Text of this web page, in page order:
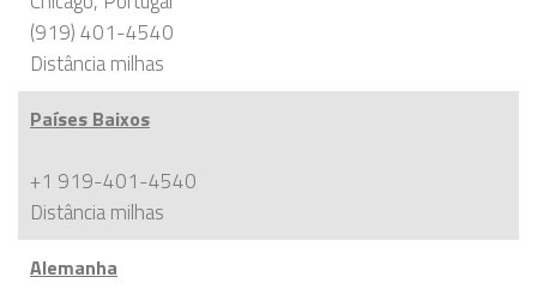
(919) 401-4540
Distânciamilhas
Países Baixos
+1 919-401-4540
Distânciamilhas
Alemanha